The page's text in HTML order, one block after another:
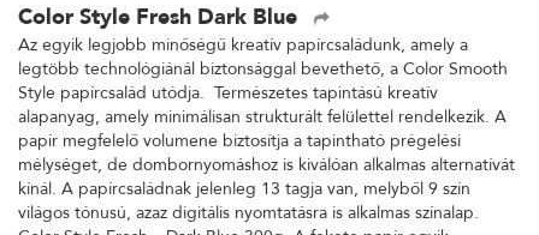
Color Style Fresh Dark Blue
Az egyik legjobb minőségű kreatív papírcsaládunk, amely a
legtöbb technológiánál biztonsággal bevethető, a Color Smooth
Style papírcsalád utódja. Természetes tapintású kreatív
alapanyag, amely minimálisan strukturált felülettel rendelkezik. A
papír megfelelő volumene biztosítja a tapintható prégelési
mélységet, de dombornyomáshoz is kiválóan alkalmas alternatívát
kínál. A papírcsaládnak jelenleg 13 tagja van, melyből 9 szín
világos tónusú, azaz digitális nyomtatásra is alkalmas színalap.